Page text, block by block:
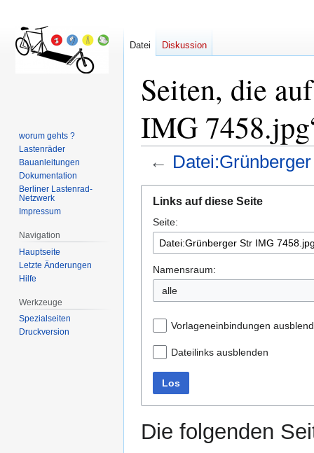
Seiten, die
IMG
←
Navigation
springen
Suche
springen
Links auf diese Seite
Seite:
Namensraum:
alle
Vorlageneinbindungen
Dateilinks ausblenden
Los
Die folgenden
Datei Diskussion
worum gehts ?
Lastenräder
Bauanleitungen
Dokumentation
Berliner Lastenrad-
Netzwerk
Impressum
Navigation
Hauptseite
Letzte Änderungen
Hilfe
Werkzeuge
Spezialseiten
Druckversion